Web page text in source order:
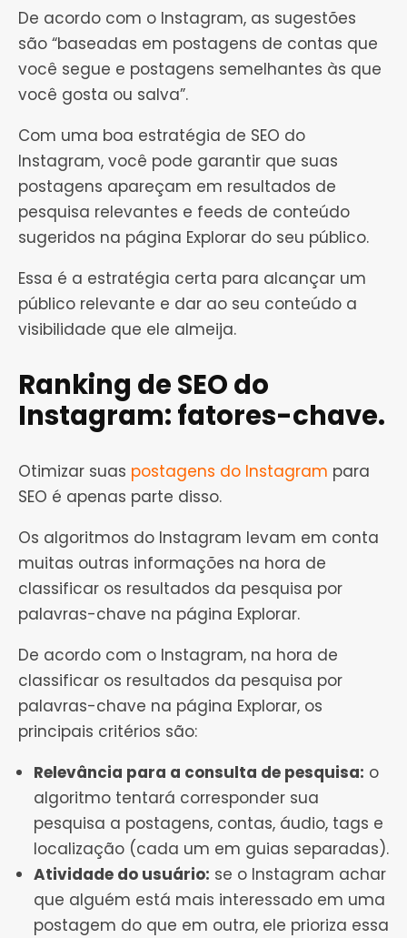
De acordo com o Instagram, as sugestões
são “baseadas em postagens de contas que
você segue e postagens semelhantes às que
você gosta ou salva”.
Com uma boa estratégia de SEO do
Instagram, você pode garantir que suas
postagens apareçam em resultados de
pesquisa relevantes e feeds de conteúdo
sugeridos na página Explorar do seu público.
Essa é a estratégia certa para alcançar um
público relevante e dar ao seu conteúdo a
visibilidade que ele almeija.
Ranking de SEO do
Instagram: fatores-chave.
Otimizar suas postagens do Instagram para
SEO é apenas parte disso.
Os algoritmos do Instagram levam em conta
muitas outras informações na hora de
classificar os resultados da pesquisa por
palavras-chave na página Explorar.
De acordo com o Instagram, na hora de
classificar os resultados da pesquisa por
palavras-chave na página Explorar, os
principais critérios são:
Relevância para a consulta de pesquisa: o
algoritmo tentará corresponder sua
pesquisa a postagens, contas, áudio, tags e
localização (cada um em guias separadas).
Atividade do usuário: se o Instagram achar
que alguém está mais interessado em uma
postagem do que em outra, ele prioriza essa